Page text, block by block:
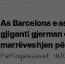
As Barcelona e
gjiganti gjerman
marrëveshjen
Përfaqësueset 19/